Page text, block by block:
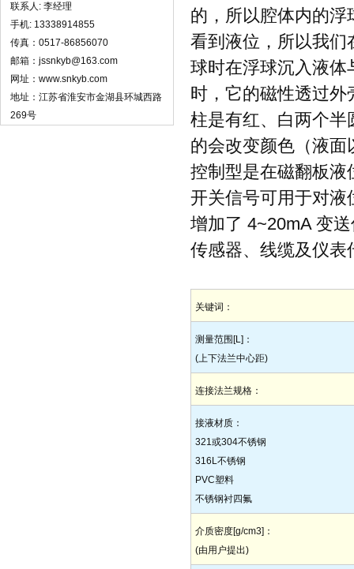
联系人: 李经理
手机: 13338914855
传真：0517-86856070
邮箱：jssnkyb@163.com
网址：www.snkyb.com
地址：江苏省淮安市金湖县环城西路
269号
的，所以腔体内的
看到液位，所以我们
球时在浮球沉入液体
时，它的磁性透过外
柱是有红、白两个半
的会改变颜色（液
控制型是在磁翻板液
开关信号可用于对液
增加了 4~20mA 变
传感器、线缆及仪表
关键词：
测量范围[L]：
(上下法兰中心距)
连接法兰规格：
接液材质：
321或304不锈钢
316L不锈钢
PVC塑料
不锈钢衬四氟
介质密度[g/cm3]：
(由用户提出)